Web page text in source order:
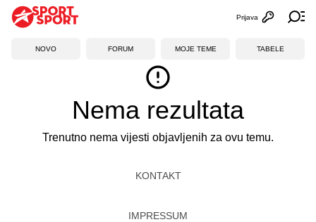
Otvori
Prijava
NOVO FORUM MOJE TEME TABELE
Nema rezultata
Trenutno nema vijesti objavljenih za ovu temu.
KONTAKT
IMPRESSUM